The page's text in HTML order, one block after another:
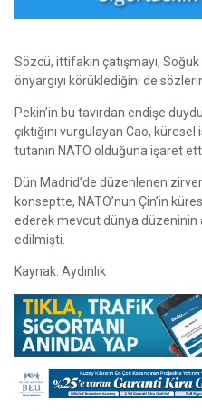
Sözcü, ittifakın çatışmayı,
önyargıyı körüklediğini de
Pekin’in bu tavırdan endişe
çıktığını vurgulayan Cao,
tutanın NATO olduğuna işaret
Dün Madrid’de düzenlenen
konseptte, NATO’nun Çin’in
ederek mevcut dünya düzeninin
edilmişti.
Kaynak: Aydınlık